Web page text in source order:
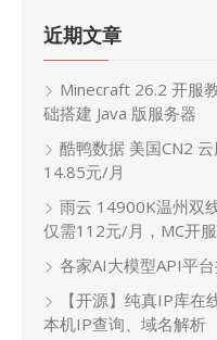
近期文章
Minecraft 26.2 开服
础搭建 Java 版服务器
酷鸭数据 美国CN2
14.85元/月
雨云 14900K温州双
仅需112元/月，MC开服
各家AI大模型API平
【开源】纯真IP库在
本机IP查询、域名解析